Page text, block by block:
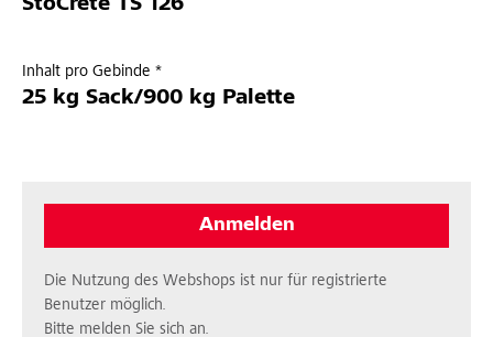
StoCrete TS 126
Inhalt pro Gebinde *
25 kg Sack/900 kg Palette
Anmelden
Die Nutzung des Webshops ist nur für registrierte
Benutzer möglich.
Bitte melden Sie sich an.